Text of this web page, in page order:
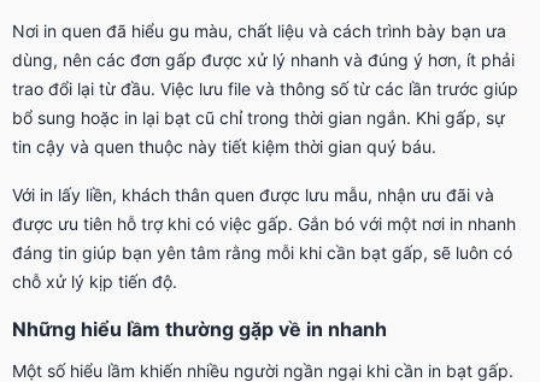
Nơi in quen đã hiểu gu màu, chất liệu và cách trình bày bạn ưa
dùng, nên các đơn gấp được xử lý nhanh và đúng ý hơn, ít phải
trao đổi lại từ đầu. Việc lưu file và thông số từ các lần trước giúp
bổ sung hoặc in lại bạt cũ chỉ trong thời gian ngắn. Khi gấp, sự
tin cậy và quen thuộc này tiết kiệm thời gian quý báu.
Với in lấy liền, khách thân quen được lưu mẫu, nhận ưu đãi và
được ưu tiên hỗ trợ khi có việc gấp. Gắn bó với một nơi in nhanh
đáng tin giúp bạn yên tâm rằng mỗi khi cần bạt gấp, sẽ luôn có
chỗ xử lý kịp tiến độ.
Những hiểu lầm thường gặp về in nhanh
Một số hiểu lầm khiến nhiều người ngần ngại khi cần in bạt gấp.